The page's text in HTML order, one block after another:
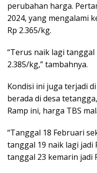
perubahan harga.
2024, yang mengalami
Rp 2.365/kg.
“Terus naik lagi tanggal
2.385/kg,” tambahnya.
Kondisi ini juga terjadi
berada di desa
Ramp ini, harga TBS
“Tanggal 18 Februari
tanggal 19 naik lagi jadi
tanggal 23 kemarin jadi